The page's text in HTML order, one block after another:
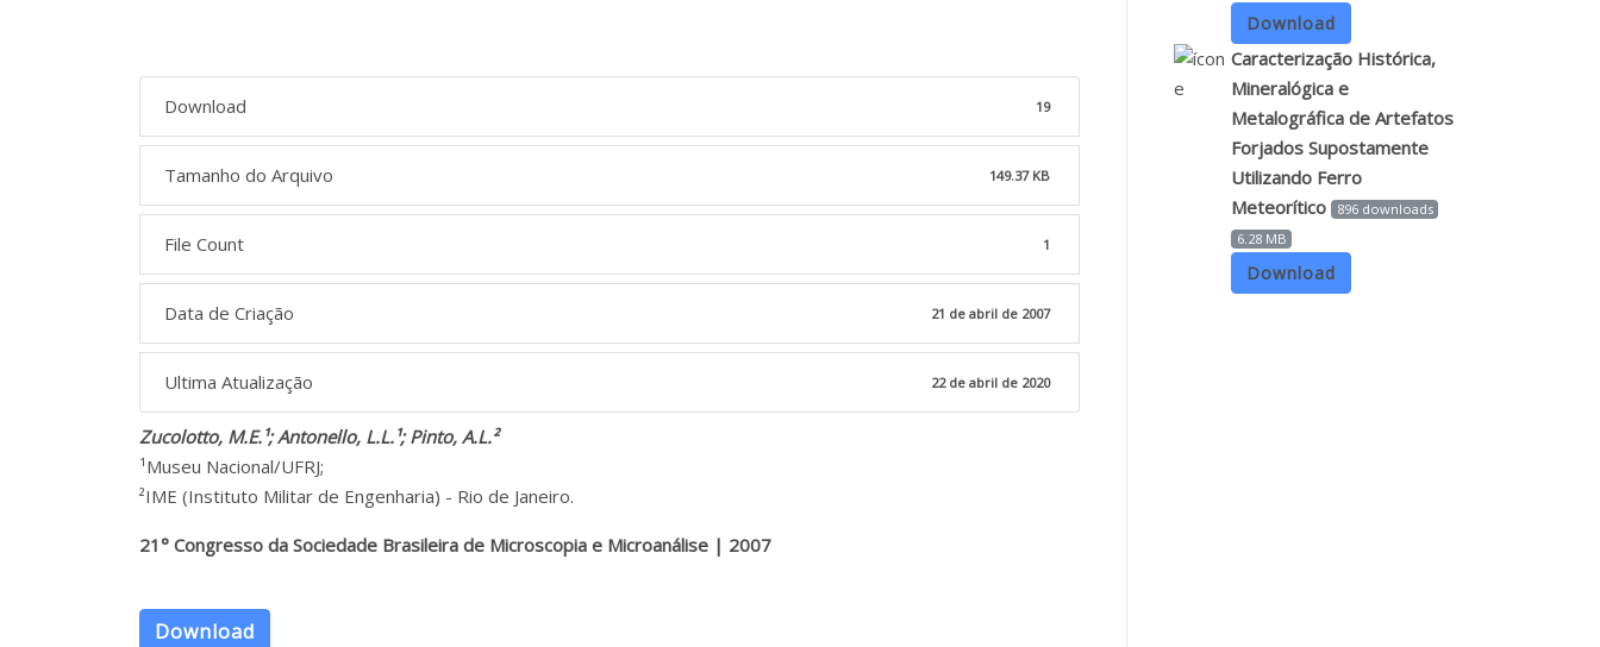
Download 19
Tamanho do Arquivo 149.37 KB
File Count 1
Data de Criação 21 de abril de 2007
Ultima Atualização 22 de abril de 2020
Zucolotto, M.E.¹; Antonello, L.L.¹; Pinto, A.L.²
¹Museu Nacional/UFRJ;
²IME (Instituto Militar de Engenharia) - Rio de Janeiro.
21° Congresso da Sociedade Brasileira de Microscopia e Microanálise | 2007
Download
Download
Caracterização Histórica,
Mineralógica e
Metalográfica de Artefatos
Forjados Supostamente
Utilizando Ferro
Meteorítico
896 downloads
6.28 MB
Download